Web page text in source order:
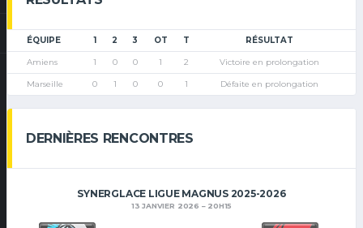
ÉQUIPE 1 2 3 OT T RÉSULTAT
Amiens 1 0 0 1 2 Victoire en prolongation
Marseille 0 1 0 0 1 Défaite en prolongation
DERNIÈRES RENCONTRES
SYNERGLACE LIGUE MAGNUS 2025-2026
13 JANVIER 2026 20H15